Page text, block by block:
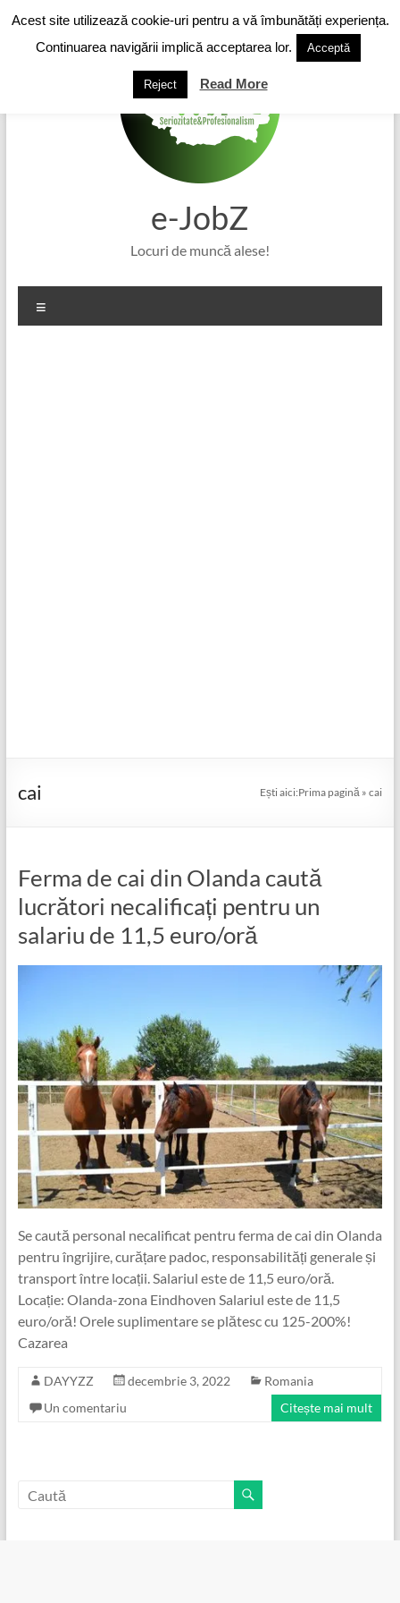
to
content
e-JobZ
Locuri de muncă alese!
cai Ești aici:Prima pagină »cai
Ferma de cai din Olanda caută
lucrători necalificați pentru un
salariu de 11,5 euro/oră
Se caută personal necalificat pentru ferma de cai din Olanda
pentru îngrijire, curățare padoc, responsabilități generale și
transport între locații. Salariul este de 11,5 euro/oră.
Locație: Olanda-zona Eindhoven Salariul este de 11,5
euro/oră! Orele suplimentare se plătesc cu 125-200%!
Cazarea
DAYYZZ decembrie 3, 2022
Romania
Un comentariu
Citește mai mult
Acest site utilizează cookie-uri pentru a vă îmbunătăți experiența.
Continuarea navigării implică acceptarea lor.
Acceptă
Reject Read More